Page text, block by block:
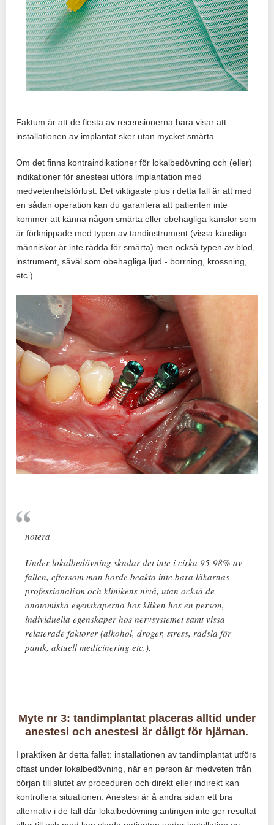
Faktum är att de flesta av recensionerna bara visar att
installationen av implantat sker utan mycket smärta.
Om det finns kontraindikationer för lokalbedövning och (eller)
indikationer för anestesi utförs implantation med
medvetenhetsförlust. Det viktigaste plus i detta fall är att med
en sådan operation kan du garantera att patienten inte
kommer att känna någon smärta eller obehagliga känslor som
är förknippade med typen av tandinstrument (vissa känsliga
människor är inte rädda för smärta) men också typen av blod,
instrument, såväl som obehagliga ljud - borrning, krossning,
etc.).
notera
Under lokalbedövning skadar det inte i cirka 95-98% av
fallen, eftersom man borde beakta inte bara läkarnas
professionalism och klinikens nivå, utan också de
anatomiska egenskaperna hos käken hos en person,
individuella egenskaper hos nervsystemet samt vissa
relaterade faktorer (alkohol, droger, stress, rädsla för
panik, aktuell medicinering etc.).
Myte nr 3: tandimplantat placeras alltid under
anestesi och anestesi är dåligt för hjärnan.
I praktiken är detta fallet: installationen av tandimplantat utförs
oftast under lokalbedövning, när en person är medveten från
början till slutet av proceduren och direkt eller indirekt kan
kontrollera situationen. Anestesi är å andra sidan ett bra
alternativ i de fall där lokalbedövning antingen inte ger resultat